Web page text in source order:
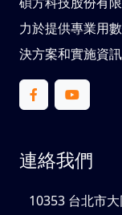
力於提供專業用
決方案和實施資
連絡我們
10353 台北市